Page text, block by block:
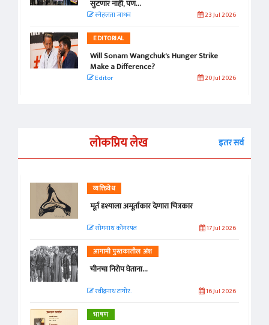
सुटणार नाही, पण...
स्नेहलता जाधव 23 Jul 2026
EDITORIAL
Will Sonam Wangchuk's Hunger Strike
Make a Difference?
Editor 20 Jul 2026
लोकप्रिय लेख इतर सर्व
व्यक्तिवेध
मूर्त दृश्याला अमूर्ताकार देणारा चित्रकार
सोमनाथ कोमरपंत 17 Jul 2026
आगामी पुस्तकातील अंश
चीनचा निरोप घेताना...
रवींद्रनाथ टागोर. 16 Jul 2026
भाषण